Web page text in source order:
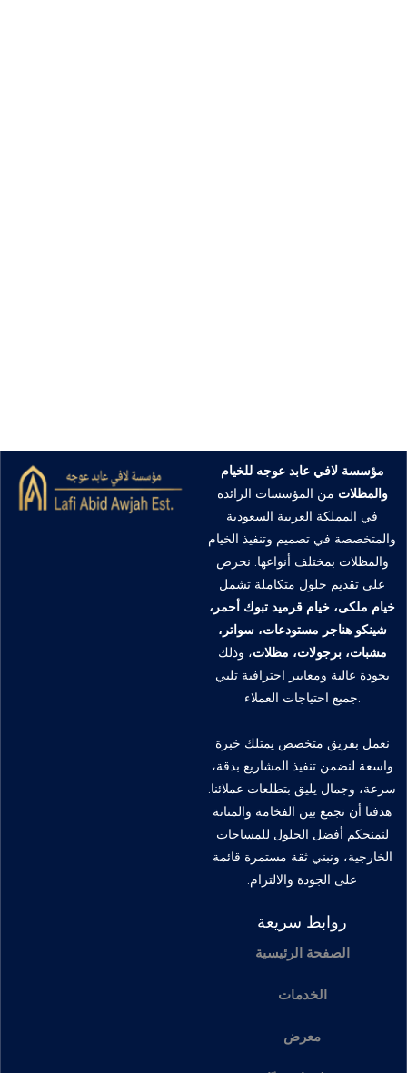
مؤسسة لافي عابد عوجه للخيام
والمظلات من المؤسسات الرائدة
في المملكة العربية السعودية
والمتخصصة في تصميم وتنفيذ الخيام
والمظلات بمختلف أنواعها. نحرص
على تقديم حلول متكاملة تشمل
خیام ملکی، خيام قرميد تبوك أحمر،
شينكو هناجر مستودعات، سواتر،
مشبات، برجولات، مظلات، وذلك
بجودة عالية ومعايير احترافية تلبي
جميع احتياجات العملاء.
نعمل بفريق متخصص يمتلك خبرة
واسعة لنضمن تنفيذ المشاريع بدقة،
سرعة، وجمال يليق بتطلعات عملائنا.
هدفنا أن نجمع بين الفخامة والمتانة
لنمنحكم أفضل الحلول للمساحات
الخارجية، ونبني ثقة مستمرة قائمة
على الجودة والالتزام.
روابط سريعة
الصفحة الرئيسية
الخدمات
معرض